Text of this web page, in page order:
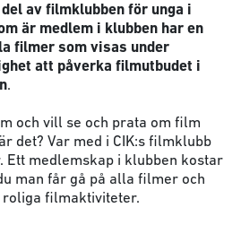
av filmklubben för unga i
är medlem i klubben har en
filmer som visas under
att påverka filmutbudet i
.
och vill se och prata om film
det? Var med i CIK:s filmklubb
Ett medlemskap i klubben kostar
man får gå på alla filmer och
roliga filmaktiviteter.